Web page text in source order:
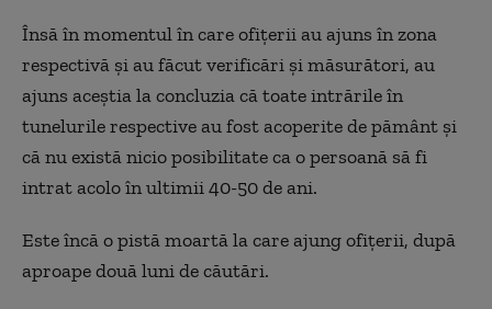
Însă în momentul în care ofițerii au ajuns în zona
respectivă și au făcut verificări și măsurători, au
ajuns aceștia la concluzia că toate intrările în
tunelurile respective au fost acoperite de pământ și
că nu există nicio posibilitate ca o persoană să fi
intrat acolo în ultimii 40-50 de ani.
Este încă o pistă moartă la care ajung ofițerii, după
aproape două luni de căutări.